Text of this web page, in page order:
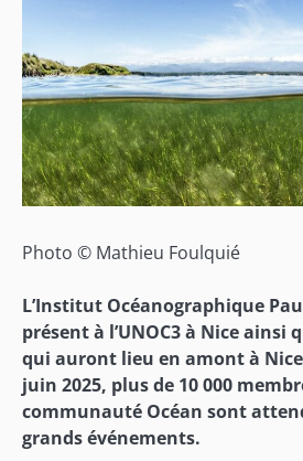
Photo © Mathieu Foulquié
L’Institut Océanographique
présent à l’UNOC3 à Nice ainsi
qui auront lieu en amont à
juin 2025, plus de 10 000
communauté Océan sont
grands événements.